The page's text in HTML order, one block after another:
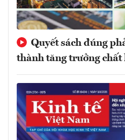
Quyết sách đúng
thành tăng trưởng chất